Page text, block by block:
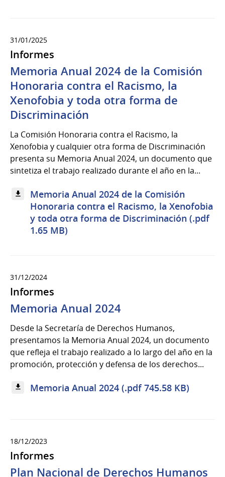
31/01/2025
Informes
Memoria Anual 2024 de la Comisión
Honoraria contra el Racismo, la
Xenofobia y toda otra forma de
Discriminación
La Comisión Honoraria contra el Racismo, la
Xenofobia y cualquier otra forma de Discriminación
presenta su Memoria Anual 2024, un documento que
sintetiza el trabajo realizado durante el año en la...
Memoria Anual 2024 de la Comisión
Honoraria contra el Racismo, la Xenofobia
y toda otra forma de Discriminación (.pdf
1.65 MB)
31/12/2024
Informes
Memoria Anual 2024
Desde la Secretaría de Derechos Humanos,
presentamos la Memoria Anual 2024, un documento
que refleja el trabajo realizado a lo largo del año en la
promoción, protección y defensa de los derechos...
Memoria Anual 2024 (.pdf 745.58 KB)
18/12/2023
Informes
Plan Nacional de Derechos Humanos